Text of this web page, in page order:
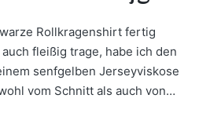
Rollkragenshirt fertig
fleißig trage, habe ich den
senfgelben Jerseyviskose
vom Schnitt als auch von…